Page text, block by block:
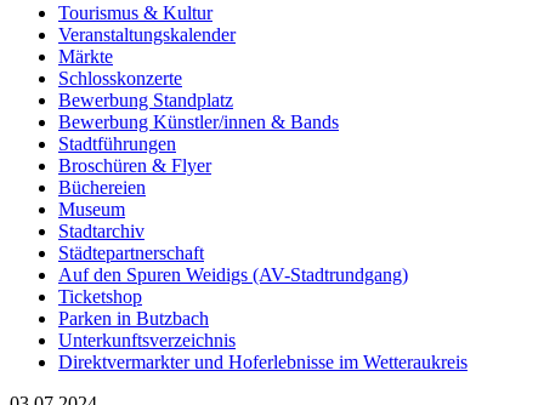
Tourismus & Kultur
Veranstaltungskalender
Märkte
Schlosskonzerte
Bewerbung Standplatz
Bewerbung Künstler/innen & Bands
Stadtführungen
Broschüren & Flyer
Büchereien
Museum
Stadtarchiv
Städtepartnerschaft
Auf den Spuren Weidigs (AV-Stadtrundgang)
Ticketshop
Parken in Butzbach
Unterkunftsverzeichnis
Direktvermarkter und Hoferlebnisse im Wetteraukreis